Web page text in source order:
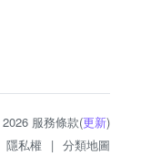
服務條款(更新)
隱私權 | 分類地圖